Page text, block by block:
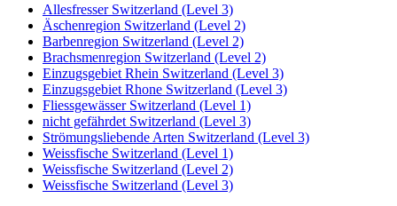
Allesfresser Switzerland (Level 3)
Äschenregion Switzerland (Level 2)
Barbenregion Switzerland (Level 2)
Brachsmenregion Switzerland (Level 2)
Einzugsgebiet Rhein Switzerland (Level 3)
Einzugsgebiet Rhone Switzerland (Level 3)
Fliessgewässer Switzerland (Level 1)
nicht gefährdet Switzerland (Level 3)
Strömungsliebende Arten Switzerland (Level 3)
Weissfische Switzerland (Level 1)
Weissfische Switzerland (Level 2)
Weissfische Switzerland (Level 3)